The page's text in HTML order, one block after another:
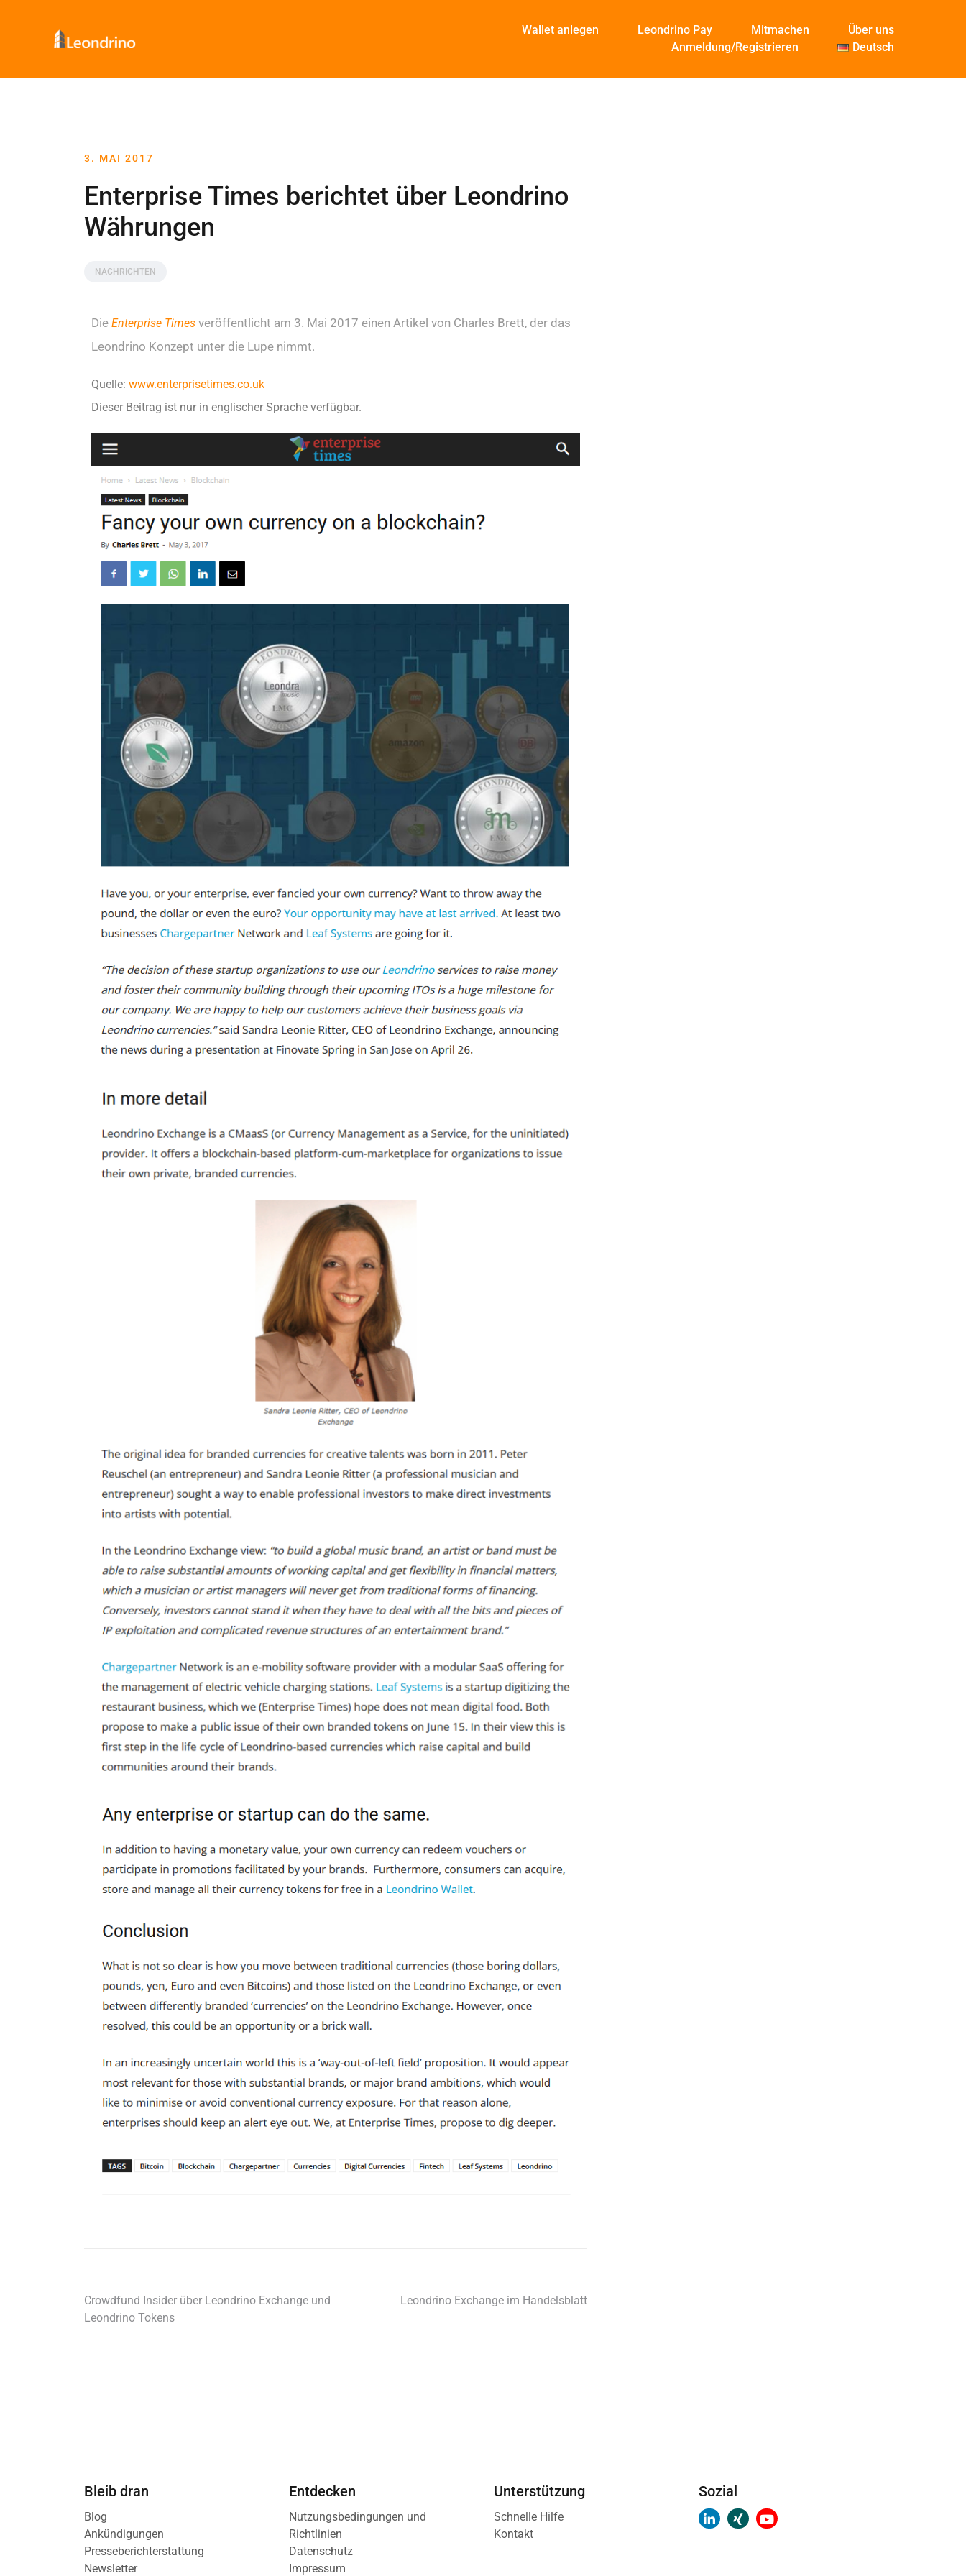
Wallet anlegen Leondrino Pay Mitmachen
Über uns
Anmeldung/Registrieren
Deutsch
3. MAI 2017
Enterprise Times berichtet über Leondrino
Währungen
NACHRICHTEN
Die Enterprise Times veröffentlicht am 3. Mai 2017 einen Artikel von Charles Brett, der das
Leondrino Konzept unter die Lupe nimmt.
Quelle: www.enterprisetimes.co.uk
Dieser Beitrag ist nur in englischer Sprache verfügbar.
Crowdfund Insider über Leondrino Exchange und
Leondrino Tokens
Leondrino Exchange im Handelsblatt
Bleib dran
Blog
Ankündigungen
Presseberichterstattung
Newsletter
Entdecken
Nutzungsbedingungen und
Richtlinien
Datenschutz
Impressum
Unterstützung
Schnelle Hilfe
Kontakt
Sozial